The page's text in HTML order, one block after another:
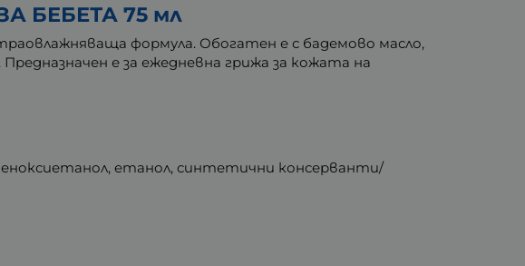
БЕБЕТА 75 мл
формула. Обогатен е с бадемово масло,
е за ежедневна грижа за кожата на
етанол, синтетични консерванти/